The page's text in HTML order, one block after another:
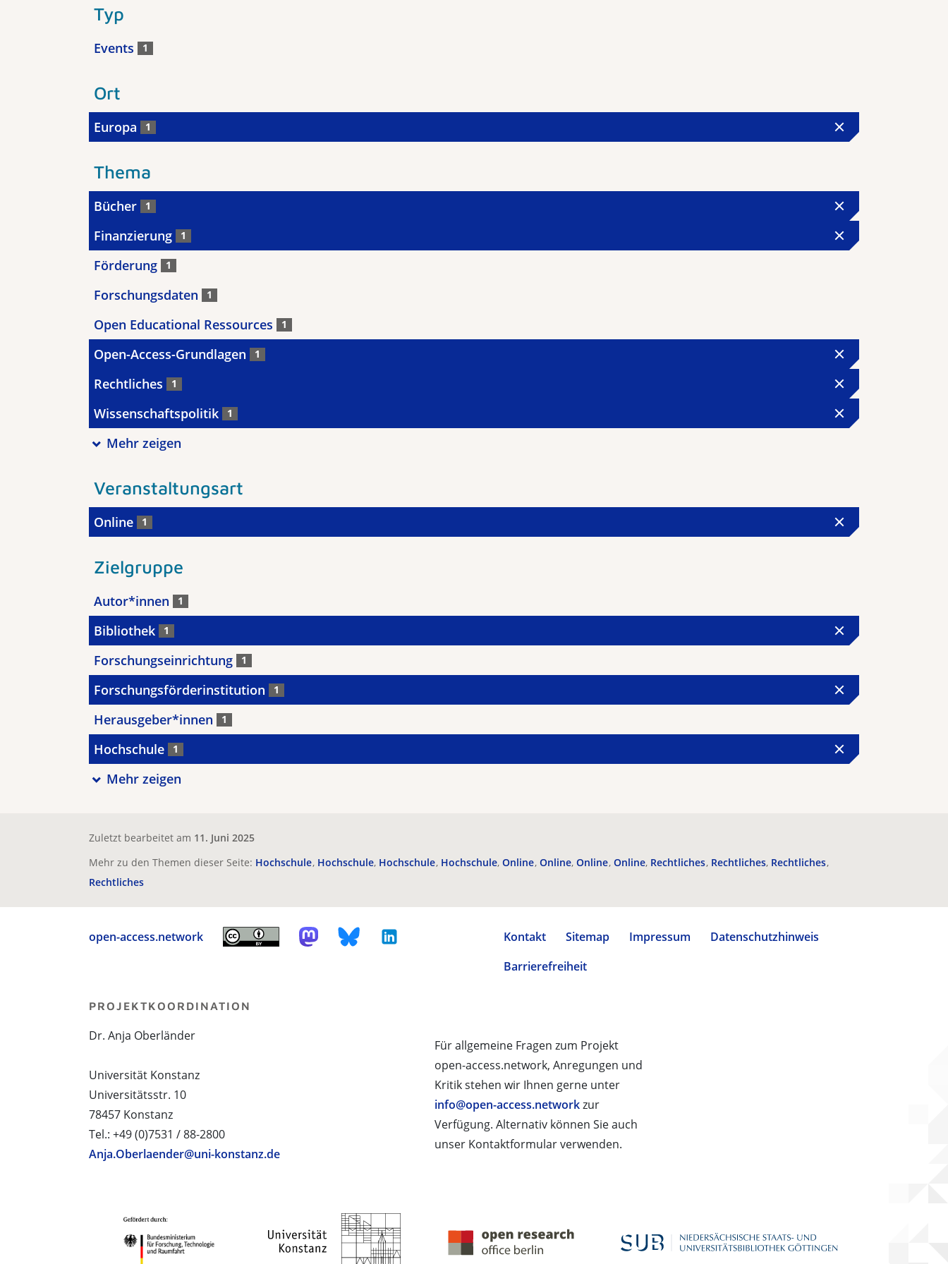
Typ
Events 1
Ort
Europa 1
Thema
Bücher 1
Finanzierung 1
Förderung 1
Forschungsdaten 1
Open Educational Ressources 1
Open-Access-Grundlagen 1
Rechtliches 1
Wissenschaftspolitik 1
Mehr zeigen
Veranstaltungsart
Online 1
Zielgruppe
Autor*innen 1
Bibliothek 1
Forschungseinrichtung 1
Forschungsförderinstitution 1
Herausgeber*innen 1
Hochschule 1
Mehr zeigen
Zuletzt bearbeitet am 11. Juni 2025
Mehr zu den Themen dieser Seite: Hochschule Hochschule Hochschule Hochschule Online Online Online Online Rechtliches Rechtliches Rechtliches
Rechtliches
open-access.network Kontakt Sitemap Impressum
Datenschutzhinweis
Barrierefreiheit
Für allgemeine Fragen zum Projekt
open-access.network, Anregungen und
Kritik stehen wir Ihnen gerne unter
info@open-access.networkzur
Verfügung. Alternativ können Sie auch
unser Kontaktformular verwenden.
PROJEKTKOORDINATION
Dr. Anja Oberländer
Universität Konstanz
Universitätsstr. 10
78457 Konstanz
Tel.: +49 (0)7531 / 88-2800
Anja.Oberlaender@uni-konstanz.de